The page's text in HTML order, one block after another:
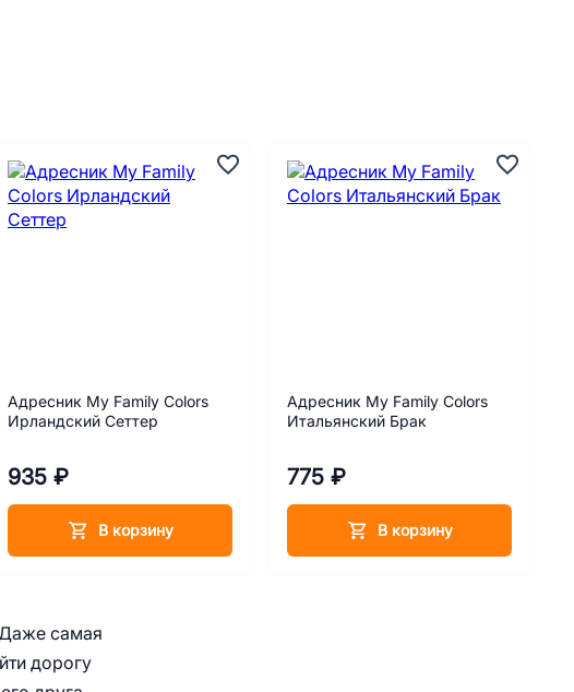
самая
дорогу
Адресник My Family Colors
Ирландский Сеттер
935 ₽
В корзину
Адресник My Family Colors
Итальянский Брак
775 ₽
В корзину